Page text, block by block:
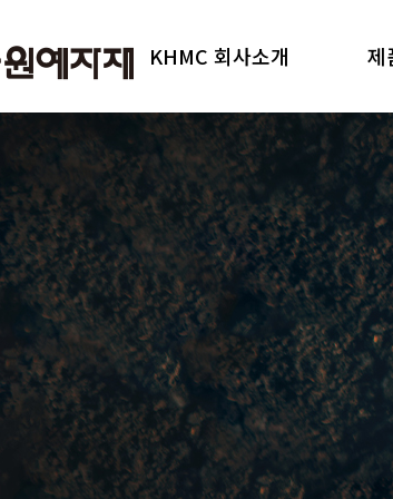
KHMC 회사소개 제